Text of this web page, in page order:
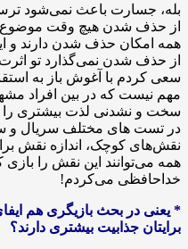
بله، جسارت باعث نمی‌شود
از حذف شدن هیچ وقت موضوع
همه امکان حذف شدن دارند و
از حذف شدن نمی‌گذارد تو
سعی کردم با آغوش باز به
مهم نیست که در بین افراد
سخت و نشدنی لذت بیشتری را
در تست های مختلف سریال و
نقش‌های کوچک، اندازه نقش
همه می‌توانند این نقش را بازی
خداحافظی می‌کردم!
* یعنی در بحث بازیگری هم
برایتان جذابیت بیشتری دارند؟